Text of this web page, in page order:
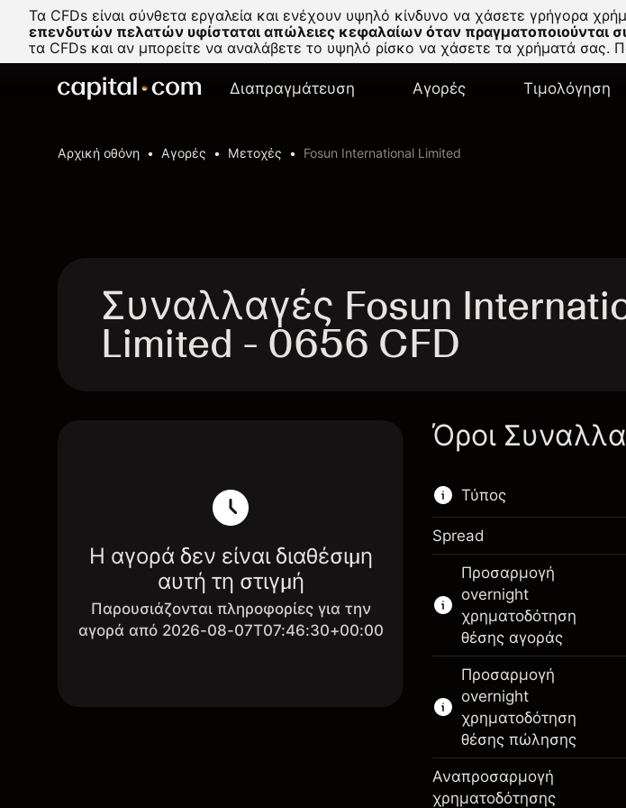
Τα CFDs είναι σύνθετα εργαλεία και ενέχουν υψηλό κίνδυνο να χάσετε γρήγορα
επενδυτών πελατών υφίσταται απώλειες κεφαλαίων όταν πραγματοποιούνται
τα CFDs και αν μπορείτε να αναλάβετε το υψηλό ρίσκο να χάσετε τα χρήματά σας.
Διαπραγμάτευση Αγορές Τιμολόγηση
Αρχική οθόνη Αγορές Μετοχές Fosun International Limited
Συναλλαγές Fosun
Limited - 0656 CFD
Η αγορά δεν είναι διαθέσιμη
αυτή τη στιγμή
Παρουσιάζονται πληροφορίες για την
αγορά από 2026-08-07T07:46:30+00:00
Όροι
Τύπος
Αυτό το
διαθέσιμο για
Knock-outs.
Μάθετε περισσότερα
CFDs
Knock-outs
Spread
Προσαρμογή
overnight
χρηματοδότηση
θέσης αγοράς
Περιθώριο. Η
Προσαρμογή
overnight
χρηματοδότηση
θέσης πώλησης
Αναπροσαρμογή
χρηματοδότησης